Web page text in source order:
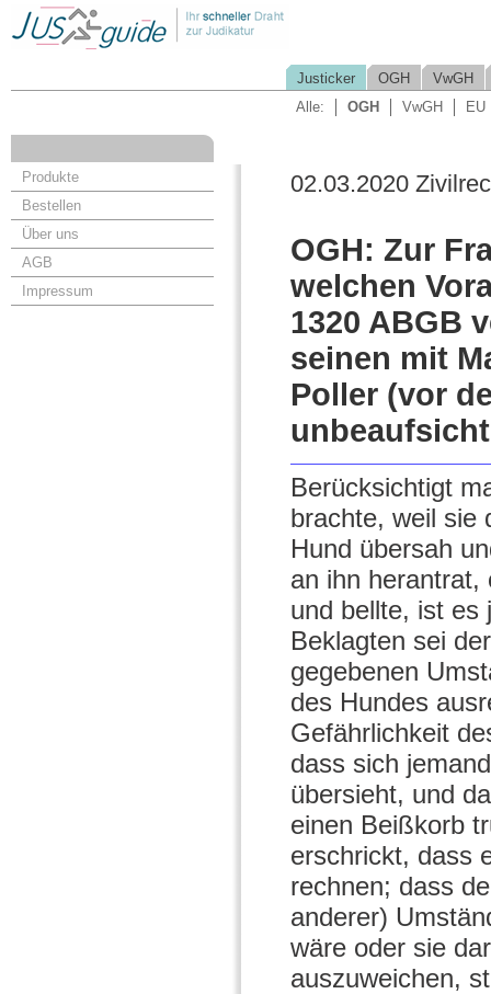
Justicker OGH
VwGH
Alle:
OGH VwGH EU
Produkte
Bestellen
Über uns
AGB
Impressum
02.03.2020
OGH: Zur
welchen
1320 ABGB
seinen mit
Poller (vor
Berücksichtigt
brachte, weil sie
Hund übersah
an ihn herantrat,
und bellte, ist es
Beklagten sei
gegebenen
des Hundes
Gefährlichkeit
dass sich
übersieht, und
einen Beißkorb
erschrickt, dass
rechnen; dass
anderer)
wäre oder sie
auszuweichen,